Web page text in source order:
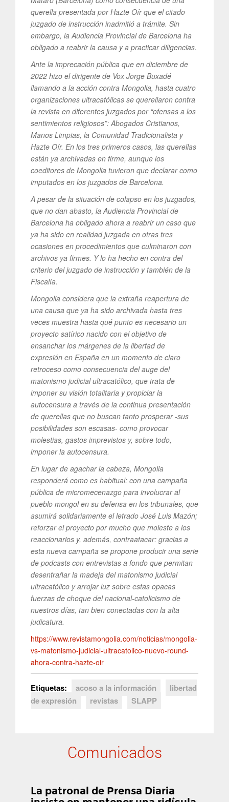
querella presentada por Hazte Oír que el citado
juzgado de instrucción inadmitió a trámite. Sin
embargo, la Audiencia Provincial de Barcelona ha
obligado a reabrir la causa y a practicar diligencias.
Ante la imprecación pública que en diciembre de
2022 hizo el dirigente de Vox Jorge Buxadé
llamando a la acción contra Mongolia, hasta cuatro
organizaciones ultracatólicas se querellaron contra
la revista en diferentes juzgados por “ofensas a los
sentimientos religiosos”: Abogados Cristianos,
Manos Limpias, la Comunidad Tradicionalista y
Hazte Oír. En los tres primeros casos, las querellas
están ya archivadas en firme, aunque los
coeditores de Mongolia tuvieron que declarar como
imputados en los juzgados de Barcelona.
A pesar de la situación de colapso en los juzgados,
que no dan abasto, la Audiencia Provincial de
Barcelona ha obligado ahora a reabrir un caso que
ya ha sido en realidad juzgada en otras tres
ocasiones en procedimientos que culminaron con
archivos ya firmes. Y lo ha hecho en contra del
criterio del juzgado de instrucción y también de la
Fiscalía.
Mongolia considera que la extraña reapertura de
una causa que ya ha sido archivada hasta tres
veces muestra hasta qué punto es necesario un
proyecto satírico nacido con el objetivo de
ensanchar los márgenes de la libertad de
expresión en España en un momento de claro
retroceso como consecuencia del auge del
matonismo judicial ultracatólico, que trata de
imponer su visión totalitaria y propiciar la
autocensura a través de la continua presentación
de querellas que no buscan tanto prosperar -sus
posibilidades son escasas- como provocar
molestias, gastos imprevistos y, sobre todo,
imponer la autocensura.
En lugar de agachar la cabeza, Mongolia
responderá como es habitual: con una campaña
pública de micromecenazgo para involucrar al
pueblo mongol en su defensa en los tribunales, que
asumirá solidariamente el letrado José Luis Mazón;
reforzar el proyecto por mucho que moleste a los
reaccionarios y, además, contraatacar: gracias a
esta nueva campaña se propone producir una serie
de podcasts con entrevistas a fondo que permitan
desentrañar la madeja del matonismo judicial
ultracatólico y arrojar luz sobre estas opacas
fuerzas de choque del nacional-catolicismo de
nuestros días, tan bien conectadas con la alta
judicatura.
https://www.revistamongolia.com/noticias/mongolia-
vs-matonismo-judicial-ultracatolico-nuevo-round-
ahora-contra-hazte-oir
Etiquetas: acoso a la información
libertad
de expresión
revistas SLAPP
Comunicados
La patronal de Prensa Diaria